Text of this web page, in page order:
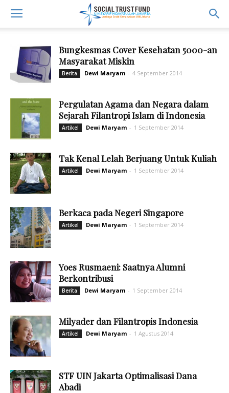
Bungkesmas Cover Kesehatan 5000-an
Masyarakat Miskin
Berita Dewi Maryam - 4 September 2014
Pergulatan Agama dan Negara dalam
Sejarah Filantropi Islam di Indonesia
Artikel Dewi Maryam - 1 September 2014
Tak Kenal Lelah Berjuang Untuk Kuliah
Artikel Dewi Maryam - 1 September 2014
Berkaca pada Negeri Singapore
Artikel Dewi Maryam - 1 September 2014
Yoes Rusmaeni: Saatnya Alumni
Berkontribusi
Berita Dewi Maryam - 1 September 2014
Milyader dan Filantropis Indonesia
Artikel Dewi Maryam - 1 Agustus 2014
STF UIN Jakarta Optimalisasi Dana
Abadi